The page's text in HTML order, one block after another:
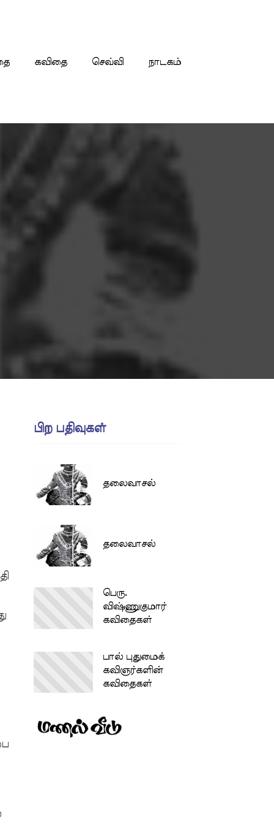
கவிதை செவ்வி நாடகம்
பிற பதிவுகள்
தலைவாசல்
தலைவாசல்
பெரு.
விஷ்ணுகுமார்
கவிதைகள்
பால் புதுமைக்
கவிஞர்களின்
கவிதைகள்